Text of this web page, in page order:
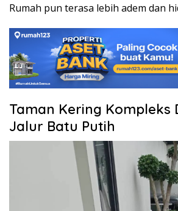
Rumah pun terasa lebih adem dan
Taman Kering Kompleks
Jalur Batu Putih